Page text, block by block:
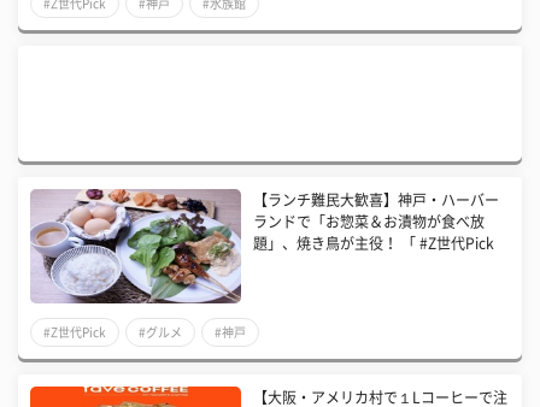
#Z世代Pick #神戸 #水族館
【ランチ難民大歓喜】神戸・ハーバー
ランドで「お惣菜＆お漬物が食べ放
題」、焼き鳥が主役！ 「 #Z世代Pick
#Z世代Pick #グルメ #神戸
【大阪・アメリカ村で１Lコーヒーで注